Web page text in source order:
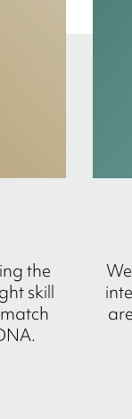
the
skill